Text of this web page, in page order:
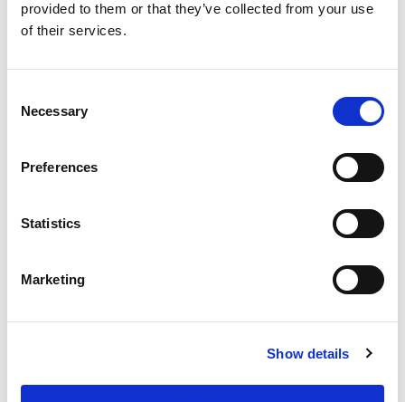
provided to them or that they’ve collected from your use
of their services.
Selection
Necessary
Preferences
Statistics
Marketing
Show details